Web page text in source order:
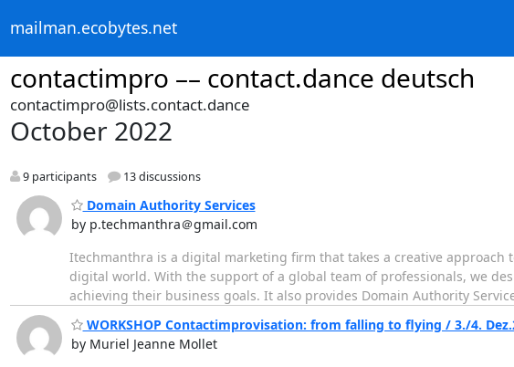
mailman.ecobytes.net
contactimpro –– contact.dance deutsch
contactimpro@lists.contact.dance
October 2022
9 participants 13 discussions
Domain Authority Services
by p.techmanthra＠gmail.com
Itechmanthra is a digital marketing firm that takes a creative approach
digital world. With the support of a global team of professionals, we
achieving their business goals. It also provides Domain Authority
WORKSHOP Contactimprovisation: from falling to flying / 3./4.
by Muriel Jeanne Mollet